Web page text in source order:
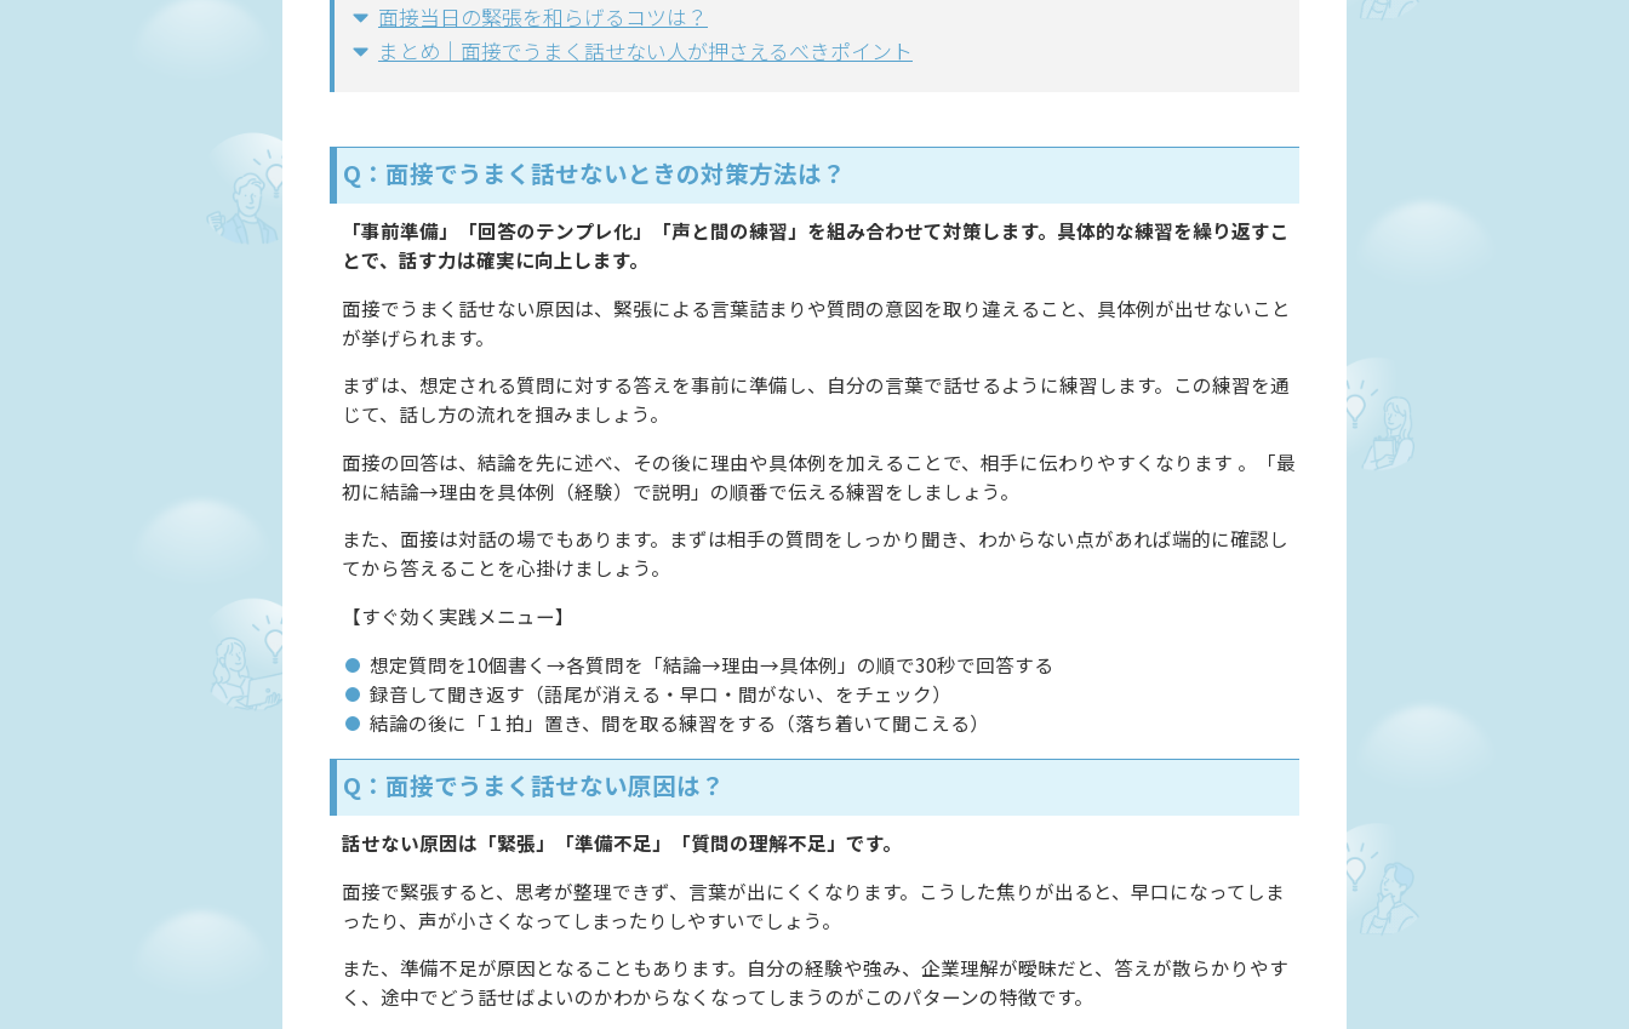
面接当日の緊張を和らげるコツは？
まとめ｜面接でうまく話せない人が押さえるべきポイント
Q：面接でうまく話せないときの対策方法は？
「事前準備」「回答のテンプレ化」「声と間の練習」を組み合わせて対策します。具体的な練習を繰り返すこ
とで、話す力は確実に向上します。
面接でうまく話せない原因は、緊張による言葉詰まりや質問の意図を取り違えること、具体例が出せないこと
が挙げられます。
まずは、想定される質問に対する答えを事前に準備し、自分の言葉で話せるように練習します。この練習を通
じて、話し方の流れを掴みましょう。
面接の回答は、結論を先に述べ、その後に理由や具体例を加えることで、相手に伝わりやすくなります 。「最
初に結論→理由を具体例（経験）で説明」の順番で伝える練習をしましょう。
また、面接は対話の場でもあります。まずは相手の質問をしっかり聞き、わからない点があれば端的に確認し
てから答えることを心掛けましょう。
【すぐ効く実践メニュー】
想定質問を10個書く→各質問を「結論→理由→具体例」の順で30秒で回答する
録音して聞き返す（語尾が消える・早口・間がない、をチェック）
結論の後に「１拍」置き、間を取る練習をする（落ち着いて聞こえる）
Q：面接でうまく話せない原因は？
話せない原因は「緊張」「準備不足」「質問の理解不足」です。
面接で緊張すると、思考が整理できず、言葉が出にくくなります。こうした焦りが出ると、早口になってしま
ったり、声が小さくなってしまったりしやすいでしょう。
また、準備不足が原因となることもあります。自分の経験や強み、企業理解が曖昧だと、答えが散らかりやす
く、途中でどう話せばよいのかわからなくなってしまうのがこのパターンの特徴です。